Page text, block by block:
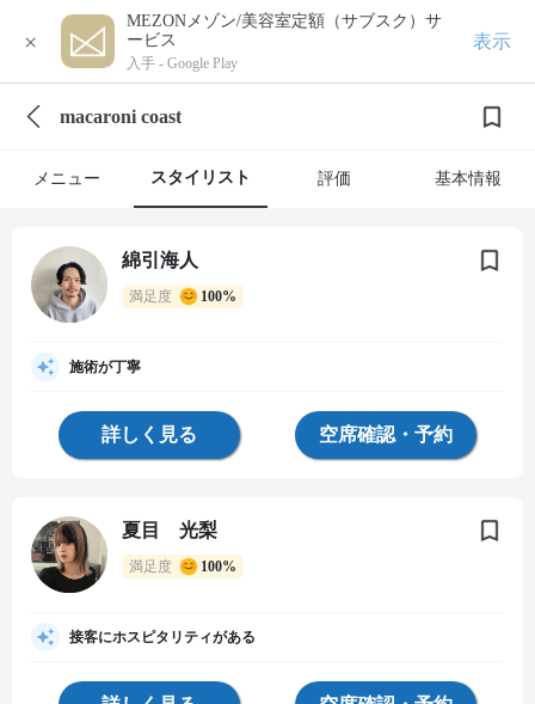
×
MEZONメゾン/美容室定額（サブスク）サ
ービス
入手 - Google Play
表示
macaroni coast
メニュー スタイリスト 評価 基本情報
綿引海人
満足度 100%
施術が丁寧
詳しく見る 空席確認・予約
夏目 光梨
満足度 100%
接客にホスピタリティがある